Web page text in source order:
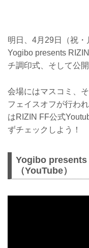
明日、4月29日（祝
Yogibo presents
チ調印式、そして公
会場にはマスコミ、
フェイスオフが行わ
はRIZIN FF公式
ずチェックしよう！
Yogibo presents
（YouTube）